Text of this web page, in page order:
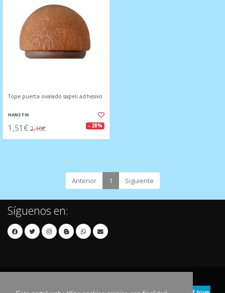
Tope puerta ovalado sapeli adhesivo
HANSTIK
1,51€ 2,10€ - 28%
Anterior 1 Siguiente
Síguenos en: